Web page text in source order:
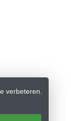
verbeteren.